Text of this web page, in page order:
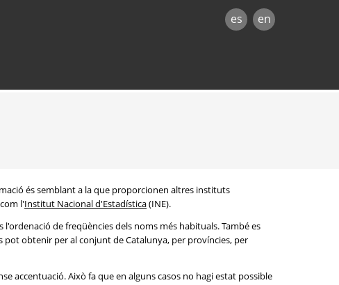
es en
és semblant a la que proporcionen altres instituts
l'Institut Nacional d'Estadística(INE).
de freqüències dels noms més habituals. També es
obtenir per al conjunt de Catalunya, per províncies, per
accentuació. Això fa que en alguns casos no hagi estat possible